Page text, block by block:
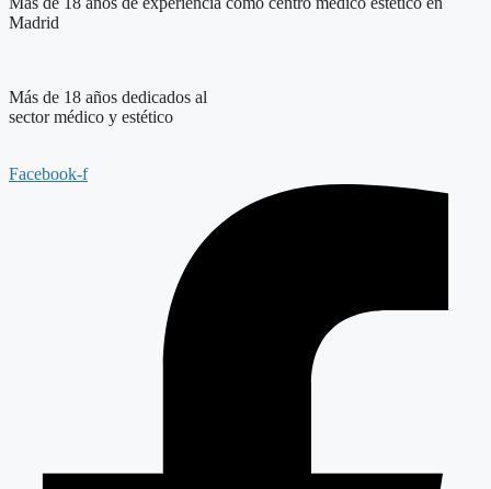
Madrid
Más de 18 años dedicados al
sector médico y estético
Facebook-f